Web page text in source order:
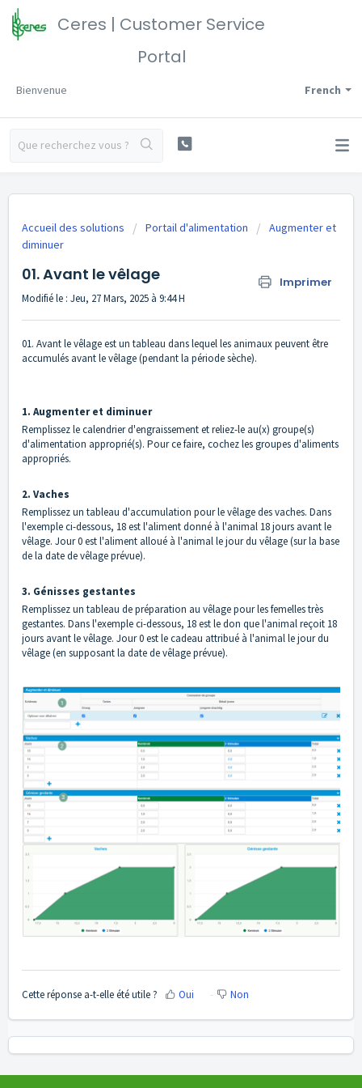
Ceres | Customer Service
Portal
French
Bienvenue
Accueil des solutions Portail d'alimentation
Augmenter et
diminuer
01. Avant le vêlage Imprimer
Modifié le : Jeu, 27 Mars, 2025 à 9:44 H
01. Avant le vêlage est un tableau dans lequel les animaux peuvent être
accumulés avant le vêlage (pendant la période sèche).
1. Augmenter et diminuer
Remplissez le calendrier d'engraissement et reliez-le au(x) groupe(s)
d'alimentation approprié(s). Pour ce faire, cochez les groupes d'aliments
appropriés.
2. Vaches
Remplissez un tableau d'accumulation pour le vêlage des vaches. Dans
l'exemple ci-dessous, 18 est l'aliment donné à l'animal 18 jours avant le
vêlage. Jour 0 est l'aliment alloué à l'animal le jour du vêlage (sur la base
de la date de vêlage prévue).
3. Génisses gestantes
Remplissez un tableau de préparation au vêlage pour les femelles très
gestantes. Dans l'exemple ci-dessous, 18 est le don que l'animal reçoit 18
jours avant le vêlage. Jour 0 est le cadeau attribué à l'animal le jour du
vêlage (en supposant la date de vêlage prévue).
Cette réponse a-t-elle été utile ? Oui Non